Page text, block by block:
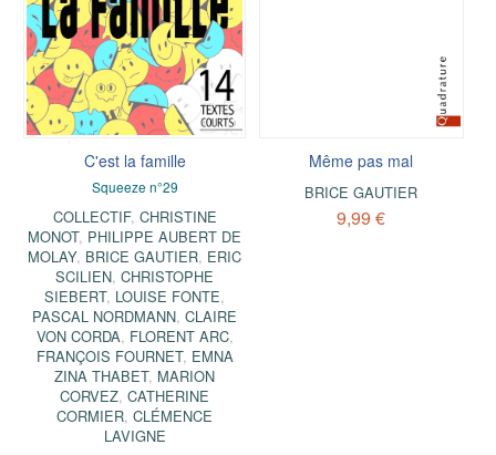
C'est la famille
Squeeze n°29
COLLECTIF, CHRISTINE
MONOT, PHILIPPE AUBERT DE
MOLAY, BRICE GAUTIER, ERIC
SCILIEN,CHRISTOPHE
SIEBERT, LOUISE FONTE,
PASCAL NORDMANN,CLAIRE
VON CORDA, FLORENT ARC,
FRANÇOIS FOURNET, EMNA
ZINA THABET, MARION
CORVEZ,CATHERINE
CORMIER,CLÉMENCE
LAVIGNE
Même pas mal
BRICE GAUTIER
9,99 €